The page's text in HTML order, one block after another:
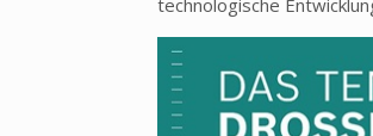
technologische